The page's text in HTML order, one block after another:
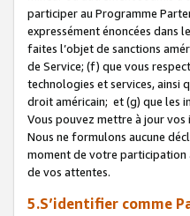
participer au Programme
expressément énoncées dans
faites l’objet de sanctions
de Service; (f) que vous
technologies et services, ainsi
droit américain; et (g) que les
Vous pouvez mettre à jour vos
Nous ne formulons aucune
moment de votre participation
de vos attentes.
5.S’identifier comme